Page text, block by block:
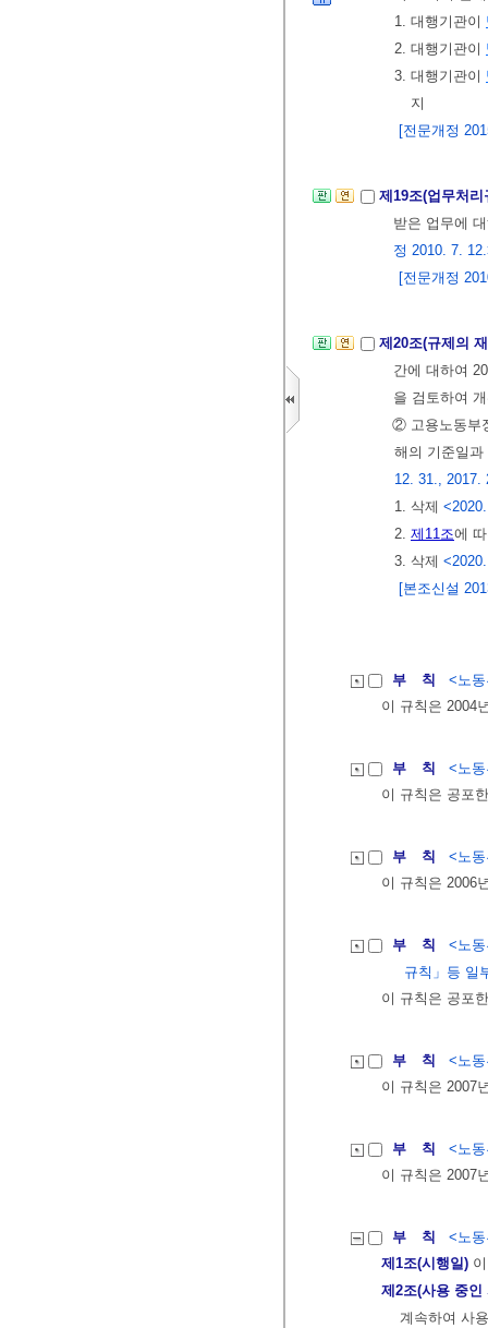
1. 대행기관이
2. 대행기관이
3. 대행기관이
지
[전문개정
제19조(업무처
받은 업무에
정 2010. 7.
[전문개정
제20조(규제의
간에 대하여
을 검토하여
② 고용노동부
해의 기준일
12. 31., 2017.
1. 삭제
2. 제11조에
3. 삭제
[본조신설
부 칙
<노
이 규칙은 2004
부 칙
<노
이 규칙은 공포
부 칙
<노
이 규칙은 2006
부 칙
<노
규칙」등 일
이 규칙은 공포
부 칙
<노
이 규칙은 2007
부 칙
<노
이 규칙은 2007
부 칙
<노
제1조(시행일)
제2조(사용 중인
계속하여 사